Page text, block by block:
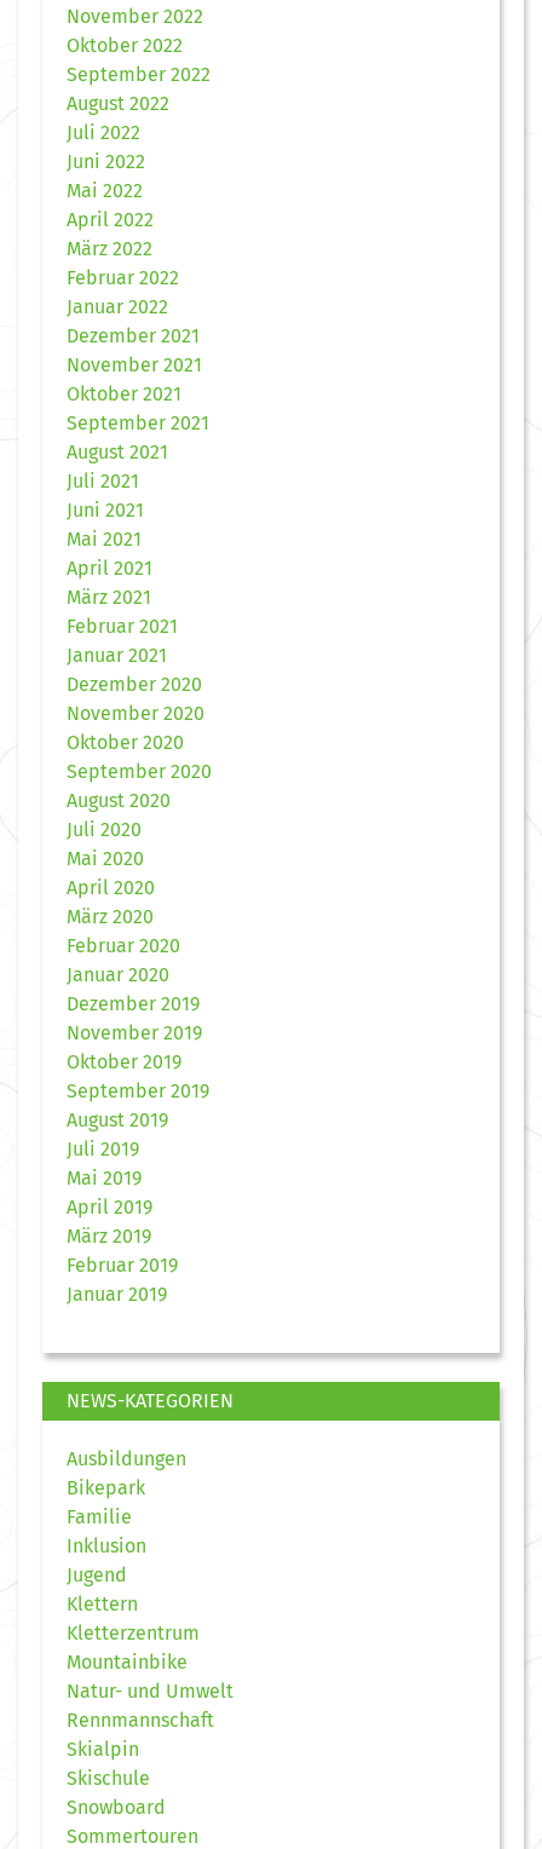
November 2022
Oktober 2022
September 2022
August 2022
Juli 2022
Juni 2022
Mai 2022
April 2022
März 2022
Februar 2022
Januar 2022
Dezember 2021
November 2021
Oktober 2021
September 2021
August 2021
Juli 2021
Juni 2021
Mai 2021
April 2021
März 2021
Februar 2021
Januar 2021
Dezember 2020
November 2020
Oktober 2020
September 2020
August 2020
Juli 2020
Mai 2020
April 2020
März 2020
Februar 2020
Januar 2020
Dezember 2019
November 2019
Oktober 2019
September 2019
August 2019
Juli 2019
Mai 2019
April 2019
März 2019
Februar 2019
Januar 2019
NEWS-KATEGORIEN
Ausbildungen
Bikepark
Familie
Inklusion
Jugend
Klettern
Kletterzentrum
Mountainbike
Natur- und Umwelt
Rennmannschaft
Skialpin
Skischule
Snowboard
Sommertouren